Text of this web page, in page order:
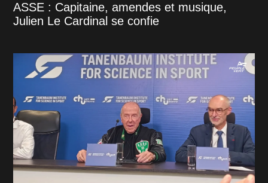
ASSE : Capitaine, amendes et musique,
Julien Le Cardinal se confie